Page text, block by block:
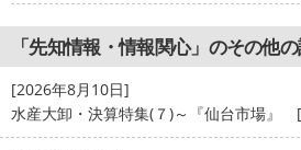
「先知情報・情報関心」のその他
[2026年8月10日]
水産大卸・決算特集(７)～『仙台市場』